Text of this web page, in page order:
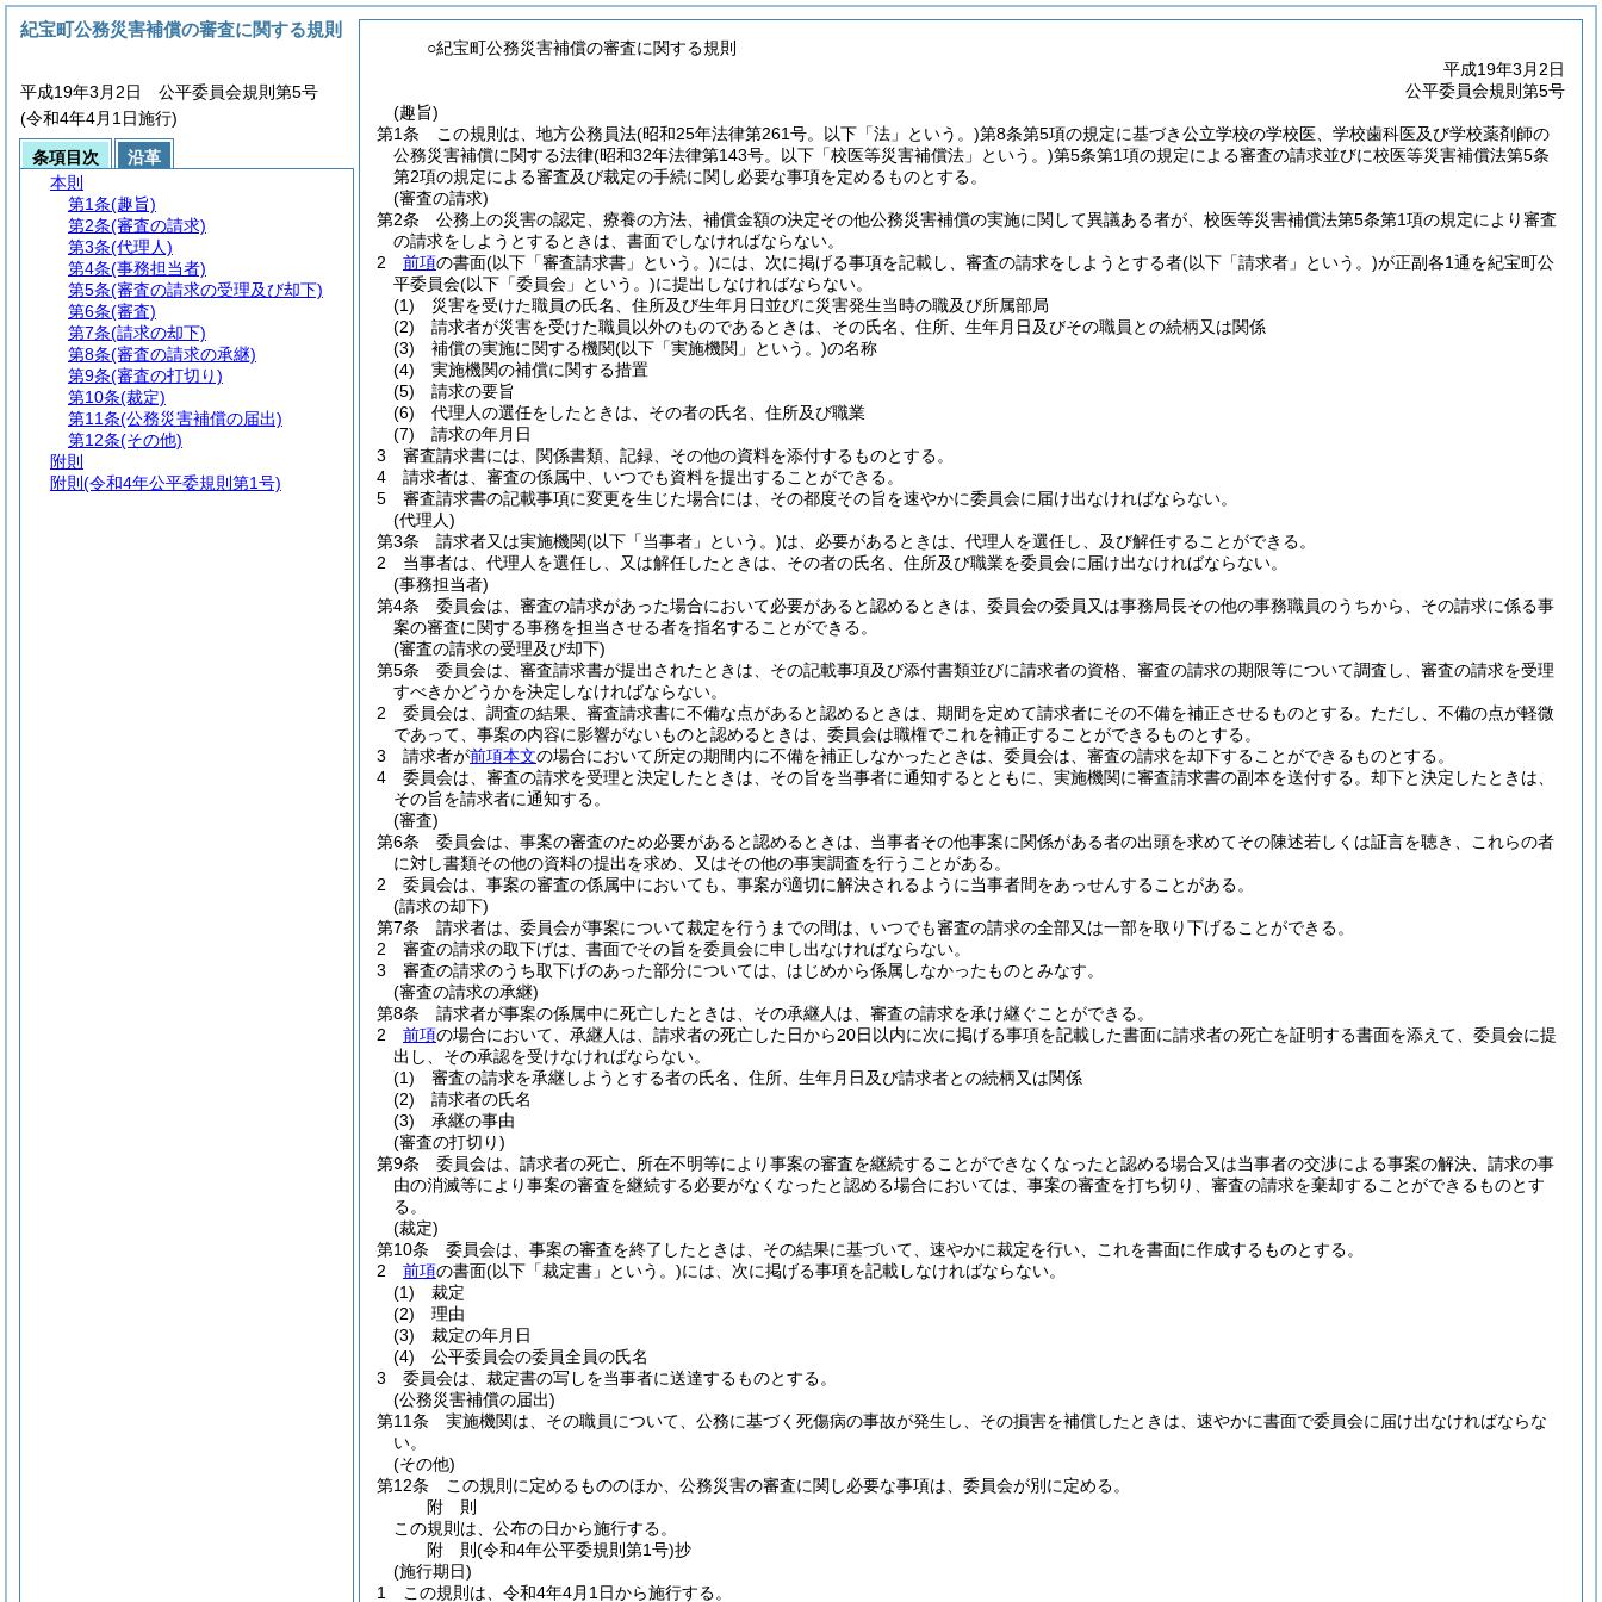
○紀宝町公務災害補償の審査に関する規則
平成19年3月2日
公平委員会規則第5号
(趣旨)
第1条
この規則は、地方公務員法(昭和25年法律第261号。以下「法」という。)第8条第5項の規定に基づき公立学校の学校医、学校歯科医及び学校薬剤師の
公務災害補償に関する法律(昭和32年法律第143号。以下「校医等災害補償法」という。)第5条第1項の規定による審査の請求並びに校医等災害補償法第5条
第2項の規定による審査及び裁定の手続に関し必要な事項を定めるものとする。
(審査の請求)
第2条
公務上の災害の認定、療養の方法、補償金額の決定その他公務災害補償の実施に関して異議ある者が、校医等災害補償法第5条第1項の規定により審査
の請求をしようとするときは、書面でしなければならない。
2
前項の書面(以下「審査請求書」という。)には、次に掲げる事項を記載し、審査の請求をしようとする者(以下「請求者」という。)が正副各1通を紀宝町公
平委員会(以下「委員会」という。)に提出しなければならない。
(1)
災害を受けた職員の氏名、住所及び生年月日並びに災害発生当時の職及び所属部局
(2)
請求者が災害を受けた職員以外のものであるときは、その氏名、住所、生年月日及びその職員との続柄又は関係
(3)
補償の実施に関する機関(以下「実施機関」という。)の名称
(4)
実施機関の補償に関する措置
(5)
請求の要旨
(6)
代理人の選任をしたときは、その者の氏名、住所及び職業
(7)
請求の年月日
3
審査請求書には、関係書類、記録、その他の資料を添付するものとする。
4
請求者は、審査の係属中、いつでも資料を提出することができる。
5
審査請求書の記載事項に変更を生じた場合には、その都度その旨を速やかに委員会に届け出なければならない。
(代理人)
第3条
請求者又は実施機関(以下「当事者」という。)は、必要があるときは、代理人を選任し、及び解任することができる。
2
当事者は、代理人を選任し、又は解任したときは、その者の氏名、住所及び職業を委員会に届け出なければならない。
(事務担当者)
第4条
委員会は、審査の請求があった場合において必要があると認めるときは、委員会の委員又は事務局長その他の事務職員のうちから、その請求に係る事
案の審査に関する事務を担当させる者を指名することができる。
(審査の請求の受理及び却下)
第5条
委員会は、審査請求書が提出されたときは、その記載事項及び添付書類並びに請求者の資格、審査の請求の期限等について調査し、審査の請求を受理
すべきかどうかを決定しなければならない。
2
委員会は、調査の結果、審査請求書に不備な点があると認めるときは、期間を定めて請求者にその不備を補正させるものとする。 ただし、不備の点が軽微
であって、事案の内容に影響がないものと認めるときは、委員会は職権でこれを補正することができるものとする。
3
請求者が前項本文の場合において所定の期間内に不備を補正しなかったときは、委員会は、審査の請求を却下することができるものとする。
4
委員会は、審査の請求を受理と決定したときは、その旨を当事者に通知するとともに、実施機関に審査請求書の副本を送付する。 却下と決定したときは、
その旨を請求者に通知する。
(審査)
第6条
委員会は、事案の審査のため必要があると認めるときは、当事者その他事案に関係がある者の出頭を求めてその陳述若しくは証言を聴き、これらの者
に対し書類その他の資料の提出を求め、又はその他の事実調査を行うことがある。
2
委員会は、事案の審査の係属中においても、事案が適切に解決されるように当事者間をあっせんすることがある。
(請求の却下)
第7条
請求者は、委員会が事案について裁定を行うまでの間は、いつでも審査の請求の全部又は一部を取り下げることができる。
2
審査の請求の取下げは、書面でその旨を委員会に申し出なければならない。
3
審査の請求のうち取下げのあった部分については、はじめから係属しなかったものとみなす。
(審査の請求の承継)
第8条
請求者が事案の係属中に死亡したときは、その承継人は、審査の請求を承け継ぐことができる。
2
前項の場合において、承継人は、請求者の死亡した日から20日以内に次に掲げる事項を記載した書面に請求者の死亡を証明する書面を添えて、委員会に提
出し、その承認を受けなければならない。
(1)
審査の請求を承継しようとする者の氏名、住所、生年月日及び請求者との続柄又は関係
(2)
請求者の氏名
(3)
承継の事由
(審査の打切り)
第9条
委員会は、請求者の死亡、所在不明等により事案の審査を継続することができなくなったと認める場合又は当事者の交渉による事案の解決、請求の事
由の消滅等により事案の審査を継続する必要がなくなったと認める場合においては、事案の審査を打ち切り、審査の請求を棄却することができるものとす
る。
(裁定)
第10条
委員会は、事案の審査を終了したときは、その結果に基づいて、速やかに裁定を行い、これを書面に作成するものとする。
2
前項の書面(以下「裁定書」という。)には、次に掲げる事項を記載しなければならない。
(1)
裁定
(2)
理由
(3)
裁定の年月日
(4)
公平委員会の委員全員の氏名
3
委員会は、裁定書の写しを当事者に送達するものとする。
(公務災害補償の届出)
第11条
実施機関は、その職員について、公務に基づく死傷病の事故が発生し、その損害を補償したときは、速やかに書面で委員会に届け出なければならな
い。
(その他)
第12条
この規則に定めるもののほか、公務災害の審査に関し必要な事項は、委員会が別に定める。
附 則
この規則は、公布の日から施行する。
附 則(令和4年公平委規則第1号)抄
(施行期日)
1
この規則は、令和4年4月1日から施行する。
紀宝町公務災害補償の審査に関する規則
平成19年3月2日 公平委員会規則第5号
(令和4年4月1日施行)
条項目次
沿革
本則
第1条(趣旨)
第2条(審査の請求)
第3条(代理人)
第4条(事務担当者)
第5条(審査の請求の受理及び却下)
第6条(審査)
第7条(請求の却下)
第8条(審査の請求の承継)
第9条(審査の打切り)
第10条(裁定)
第11条(公務災害補償の届出)
第12条(その他)
附則
附則 (令和4年公平委規則第1号)